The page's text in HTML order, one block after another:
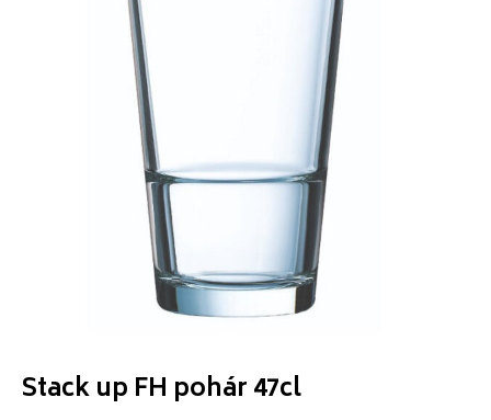
Stack up FH pohár 47cl